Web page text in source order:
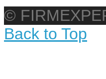
©
Back to Top